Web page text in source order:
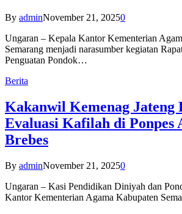
By adminNovember 21, 20250
Ungaran – Kepala Kantor Kementerian
Semarang menjadi narasumber kegiatan
Penguatan Pondok…
Berita
Kakanwil Kemenag Jateng
Evaluasi Kafilah di Ponpes
Brebes
By adminNovember 21, 20250
Ungaran – Kasi Pendidikan Diniyah dan
Kantor Kementerian Agama Kabupaten